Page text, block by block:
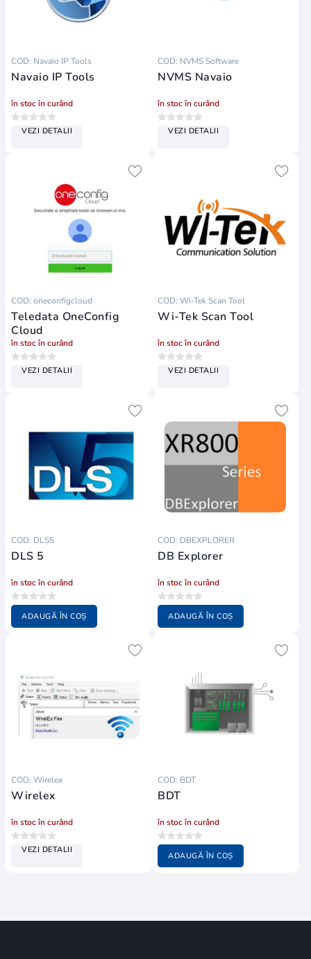
COD: Navaio IP Tools
Navaio IP Tools
în stoc în curând
VEZI DETALII
COD: NVMS Software
NVMS Navaio
în stoc în curând
VEZI DETALII
COD: oneconfigcloud
Teledata OneConfig
Cloud
în stoc în curând
VEZI DETALII
COD: Wi-Tek Scan Tool
Wi-Tek Scan Tool
în stoc în curând
VEZI DETALII
COD: DLS5
DLS 5
în stoc în curând
ADAUGĂ ÎN COȘ
COD: DBEXPLORER
DB Explorer
în stoc în curând
ADAUGĂ ÎN COȘ
COD: Wirelex
Wirelex
în stoc în curând
VEZI DETALII
COD: BDT
BDT
în stoc în curând
ADAUGĂ ÎN COȘ